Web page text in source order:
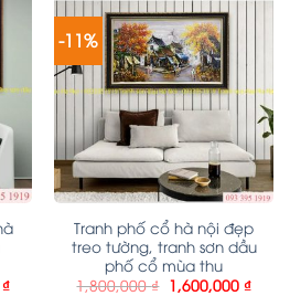
₫
-11%
Tranh phố cổ hà nội đẹp
treo tường, tranh sơn dầu
phố cổ mùa thu
1,800,000₫ 1,600,000 ₫